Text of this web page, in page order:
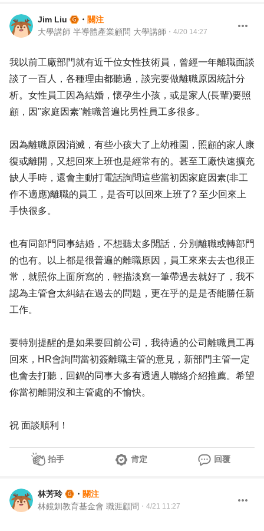
Jim Liu ・ 關注
大學講師 半導體產業顧問 大學講師 ・ 4/20 14:27
我以前工廠部門就有近千位女性技術員，曾經一年離職面談
談了一百人，各種理由都聽過，談完要做離職原因統計分
析。女性員工因為結婚，懷孕生小孩，或是家人(長輩)要照
顧，因"家庭因素"離職普遍比男性員工多很多。
因為離職原因消滅，有些小孩大了上幼稚園，照顧的家人康
復或離開，又想回來上班也是經常有的。甚至工廠快速擴充
缺人手時，還會主動打電話詢問這些當初因家庭因素(非工
作不適應)離職的員工，是否可以回來上班了? 至少回來上
手快很多。
也有同部門同事結婚，不想聽太多閒話，分別離職或轉部門
的也有。以上都是很普遍的離職原因，員工來來去去也很正
常，就照你上面所寫的，輕描淡寫一筆帶過去就好了，我不
認為主管會太糾結在過去的問題，更在乎的是是否能勝任新
工作。
要特別提醒的是如果要回前公司，我待過的公司離職員工再
回來，HR會詢問當初簽離職主管的意見，新部門主管一定
也會去打聽，回鍋的同事大多有透過人聯絡介紹推薦。希望
你當初離開沒和主管處的不愉快。
祝 面談順利！
拍手 肯定 回覆
林芳玲 ・ 關注
林鏡釧教育基金會 職涯顧問 ・ 4/21 11:27